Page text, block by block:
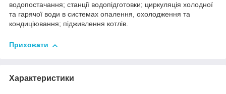
водопостачання; станції водопідготовки; циркуляція холодної
та гарячої води в системах опалення, охолодження та
кондиціювання; підживлення котлів.
Приховати
Характеристики